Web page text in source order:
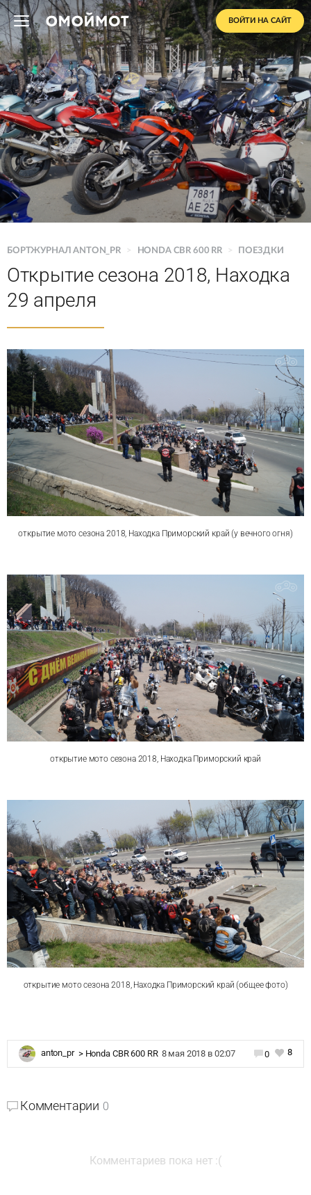
ВОЙТИ НА САЙТ
БОРТЖУРНАЛ ANTON_PR > HONDA CBR 600 RR > ПОЕЗДКИ
Открытие сезона 2018, Находка
29 апреля
открытие мото сезона 2018, Находка Приморский край (у вечного огня)
открытие мото сезона 2018, Находка Приморский край
открытие мото сезона 2018, Находка Приморский край (общее фото)
anton_pr > Honda CBR 600 RR 8 мая 2018 в 02:07 0 8
Комментарии 0
Комментариев пока нет :(